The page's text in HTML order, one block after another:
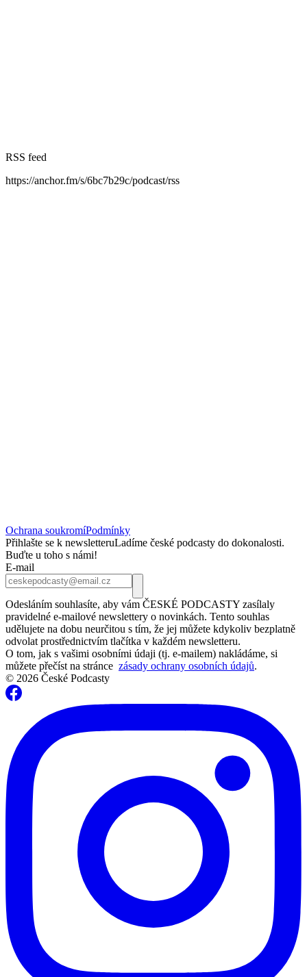
RSS feed
https://anchor.fm/s/6bc7b29c/podcast/rss
Ochrana soukromíPodmínky
Přihlašte se k newsletteruLadíme české podcasty do dokonalosti.
Buďte u toho s námi!
E-mail
Odesláním souhlasíte, aby vám ČESKÉ PODCASTY zasílaly
pravidelné e-mailové newslettery o novinkách. Tento souhlas
udělujete na dobu neurčitou s tím, že jej můžete kdykoliv bezplatně
odvolat prostřednictvím tlačítka v každém newsletteru.
O tom, jak s vašimi osobními údaji (tj. e-mailem) nakládáme, si
můžete přečíst na stránce zásady ochrany osobních údajů.
© 2026 České Podcasty